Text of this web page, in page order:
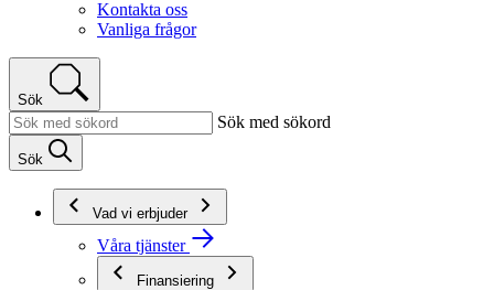
Kontakta oss
Vanliga frågor
Sök
Sök med sökord
Sök
Vad vi erbjuder
Våra tjänster
Finansiering